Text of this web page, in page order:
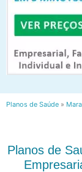
Planos de Saúde »
Planos de